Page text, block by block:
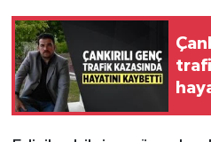
VEFAT
BİLİM&TEKNOLOJİ
BÖLGE